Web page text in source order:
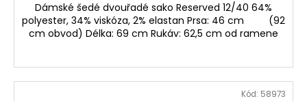
Dámské šedé dvouřadé sako Reserved 12/40 64%
polyester, 34% viskóza, 2% elastan Prsa: 46 cm (92
cm obvod) Délka: 69 cm Rukáv: 62,5 cm od ramene
Kód: 58973